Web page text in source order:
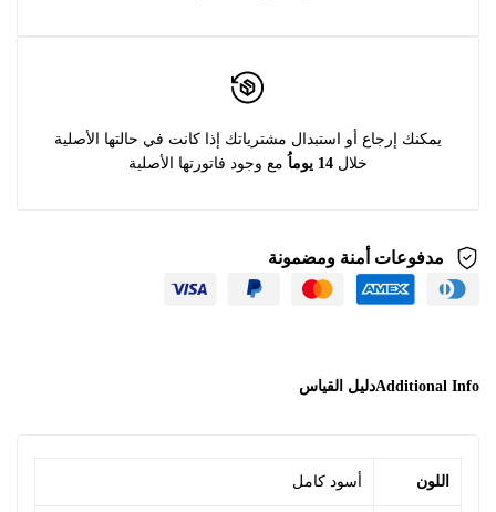
يمكنك إرجاع أو استبدال مشترياتك إذا كانت في حالتها الأصلية
خلال 14 يوماُ مع وجود فاتورتها الأصلية
مدفوعات أمنة ومضمونة
Additional Infoدليل القياس
اللون أسود كامل